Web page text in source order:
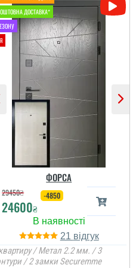
Ніяких взагалі притензій
до фірми, все виконали
просто блискуче, все
вчасно, акуратно.
Дякую.
читати всі відгуки
ФОРСА
29450₴
24600₴
-4850
21
/ Метал 2.2 мм. / 3
/ 2 замки Securemme